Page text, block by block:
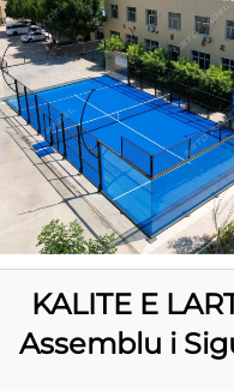
KALITE E
Assemblu i